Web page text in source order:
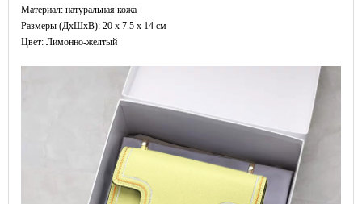
Материал: натуральная кожа
Размеры (ДxШхВ): 20 x 7.5 x 14 см
Цвет: Лимонно-желтый